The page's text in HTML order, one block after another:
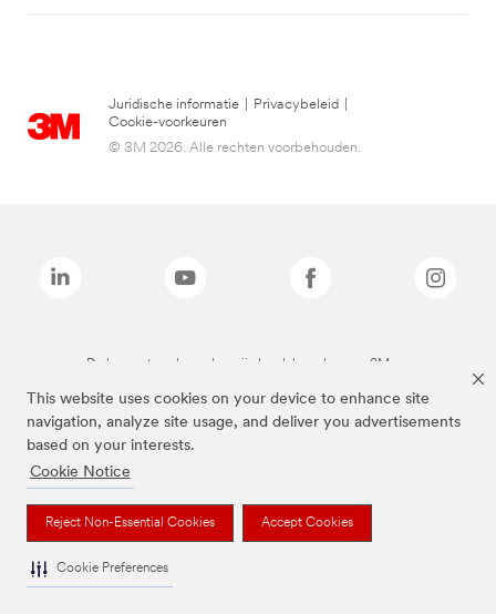
This website uses cookies on your device to enhance site
navigation, analyze site usage, and deliver you advertisements
based on your interests.
Cookie Notice
Reject Non-Essential Cookies Accept Cookies
Cookie Preferences
Juridische informatie Privacybeleid
Cookie-voorkeuren
© 3M 2026. Alle rechten voorbehouden.
De bovenstaande merken zijn handelsmerken van 3M.we